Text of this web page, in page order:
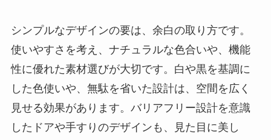
シンプルなデザインの要は、余白の取り方です。
使いやすさを考え、ナチュラルな色合いや、機能
性に優れた素材選びが大切です。白や黒を基調に
した色使いや、無駄を省いた設計は、空間を広く
見せる効果があります。バリアフリー設計を意識
したドアや手すりのデザインも、見た目に美し